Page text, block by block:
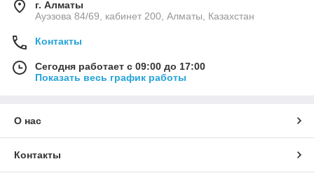
свой вклад в создание энергосберегающего оборудования.
оборудование и техническая поддержка позволят Вам
развивать Ваш бизнес на уровне мировых стандартов.
г. Алматы
Ауэзова 84/69, кабинет 200, Алматы, Казахстан
Контакты
Сегодня работает с 09:00 до 17:00
Показать весь график работы
О нас
Контакты